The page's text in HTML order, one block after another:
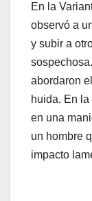
En la
observó a
y subir a
abordaron
huida. En
en una
un hombre
impacto